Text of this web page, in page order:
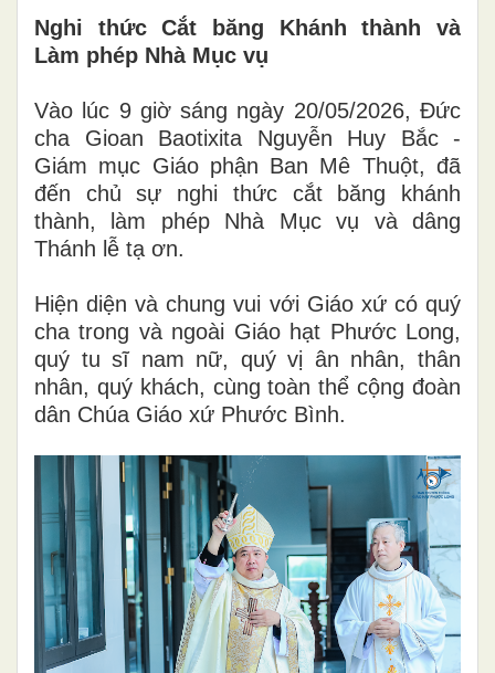
Nghi thức Cắt băng Khánh thành và
Làm phép Nhà Mục vụ
Vào lúc 9 giờ sáng ngày 20/05/2026, Đức
cha Gioan Baotixita Nguyễn Huy Bắc -
Giám mục Giáo phận Ban Mê Thuột, đã
đến chủ sự nghi thức cắt băng khánh
thành, làm phép Nhà Mục vụ và dâng
Thánh lễ tạ ơn.
Hiện diện và chung vui với Giáo xứ có quý
cha trong và ngoài Giáo hạt Phước Long,
quý tu sĩ nam nữ, quý vị ân nhân, thân
nhân, quý khách, cùng toàn thể cộng đoàn
dân Chúa Giáo xứ Phước Bình.